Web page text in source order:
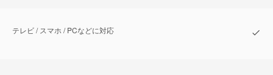
テレビ / スマホ / PCなどに対応